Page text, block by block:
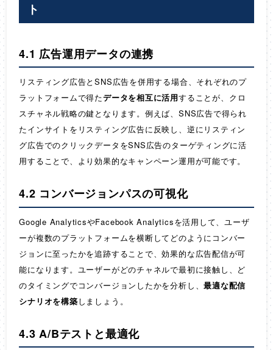
ト
4.1 広告運用データの連携
リスティング広告とSNS広告を併用する場合、それぞれのプ
ラットフォームで得たデータを相互に活用することが、クロ
スチャネル戦略の鍵となります。例えば、SNS広告で得られ
たインサイトをリスティング広告に反映し、逆にリスティン
グ広告でのクリックデータをSNS広告のターゲティングに活
用することで、より効果的なキャンペーン運用が可能です。
4.2 コンバージョンパスの可視化
Google AnalyticsやFacebook Analyticsを活用して、ユーザ
ーが複数のプラットフォームを横断してどのようにコンバー
ジョンに至ったかを追跡することで、効果的な広告配信が可
能になります。ユーザーがどのチャネルで最初に接触し、ど
のタイミングでコンバージョンしたかを分析し、最適な配信
シナリオを構築しましょう。
4.3 A/Bテストと最適化